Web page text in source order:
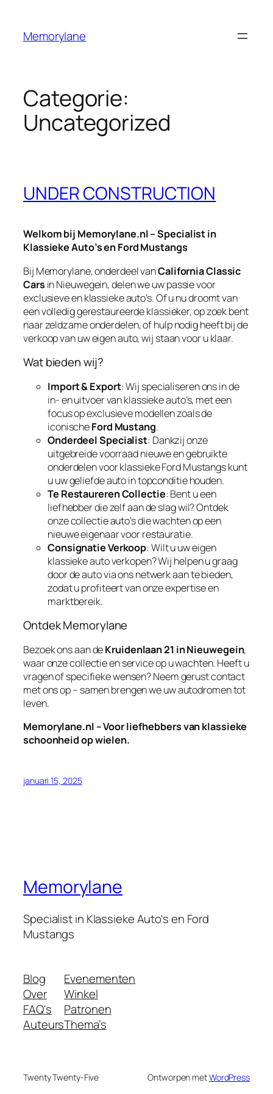
Memorylane
Categorie:
Uncategorized
UNDER CONSTRUCTION
Welkom bij Memorylane.nl – Specialist in
Klassieke Auto’s en Ford Mustangs
Bij Memorylane, onderdeel vanCalifornia Classic
Cars in Nieuwegein, delen we uw passie voor
exclusieve en klassieke auto’s. Of u nu droomt van
een volledig gerestaureerde klassieker, op zoek bent
naar zeldzame onderdelen, of hulp nodig heeft bij de
verkoop van uw eigen auto, wij staan voor u klaar.
Wat bieden wij?
Import & Export: Wij specialiseren ons in de
in- en uitvoer van klassieke auto’s, met een
focus op exclusieve modellen zoals de
iconischeFord Mustang.
Onderdeel Specialist: Dankzij onze
uitgebreide voorraad nieuwe en gebruikte
onderdelen voor klassieke Ford Mustangs kunt
u uw geliefde auto in topconditie houden.
Te Restaureren Collectie: Bent u een
liefhebber die zelf aan de slag wil? Ontdek
onze collectie auto’s die wachten op een
nieuwe eigenaar voor restauratie.
Consignatie Verkoop: Wilt u uw eigen
klassieke auto verkopen? Wij helpen u graag
door de auto via ons netwerk aan te bieden,
zodat u profiteert van onze expertise en
marktbereik.
Ontdek Memorylane
Bezoek ons aan deKruidenlaan 21 in Nieuwegein,
waar onze collectie en service op u wachten. Heeft u
vragen of specifieke wensen? Neem gerust contact
met ons op – samen brengen we uw autodromen tot
leven.
Memorylane.nl – Voor liefhebbers van klassieke
schoonheid op wielen.
januari 15, 2025
Memorylane
Specialist in Klassieke Auto's en Ford
Mustangs
Blog
Over
FAQ's
Auteurs
Evenementen
Winkel
Patronen
Thema’s
Twenty Twenty-Five Ontworpen metWordPress